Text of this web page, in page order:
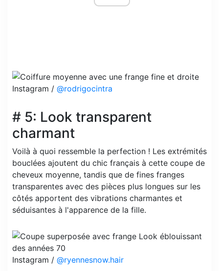
Instagram / @rodrigocintra
# 5: Look transparent
charmant
Voilà à quoi ressemble la perfection ! Les extrémités
bouclées ajoutent du chic français à cette coupe de
cheveux moyenne, tandis que de fines franges
transparentes avec des pièces plus longues sur les
côtés apportent des vibrations charmantes et
séduisantes à l'apparence de la fille.
Instagram / @ryennesnow.hair